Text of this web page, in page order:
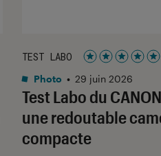
Test Labo du
une redoutable
compacte
TEST LABO
Noté 5 étoiles
Photo • 29 juin 2026